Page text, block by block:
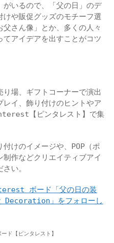
いるので、「父の日」のデ
けや販促グッズのモチーフ選
さん像」とか、多くの人々
アイデアを出すことがコツ
り場、ギフトコーナーで演出
イ、飾り付けのヒントやア
【ピンタレスト】で集
けのイメージや、POP（ポ
作などクリエイティブアイ
い。
ボード「父の日の装
」をフォローし
【ピンタレスト】